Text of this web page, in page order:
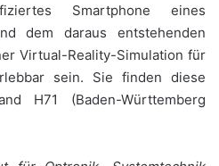
Smartphone eines
dem daraus entstehenden
Virtual-Reality-Simulation für
sein. Sie finden diese
H71 (Baden-Württemberg